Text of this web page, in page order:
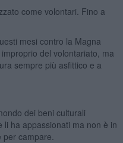
come volontari. Fino a
mesi contro la Magna
del volontariato, ma
sempre più asfittico e a
dei beni culturali
ha appassionati ma non è in
campare.